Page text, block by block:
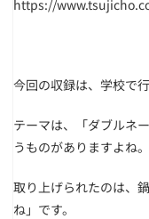
https://
今回の収録は、学校で行
テーマは、「ダブルネ
うものがありますよね。
取り上げられたのは、
ね」です。